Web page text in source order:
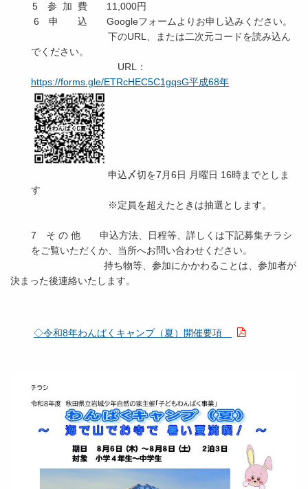
5 参 加 費 11,000円
6 申 込 Googleフォームよりお申し込みください。
下のURL、または二次元コードを読み込ん
でください。
URL：
https://forms.gle/ETRcHEC5C1gqsG平成68年
申込〆切を7月6日 月曜日 16時までとしま
す
※定員を超えたときは抽選とします。
7 そ の 他 申込方法、日程等、詳しくは下記募集チラシ
をご覧いただくか、当所へお問い合わせください。
持ち物等、参加にかかわることは、参加者が
決まった後連絡いたします。
◇令和8年わんぱくキャンプ（夏）開催要項